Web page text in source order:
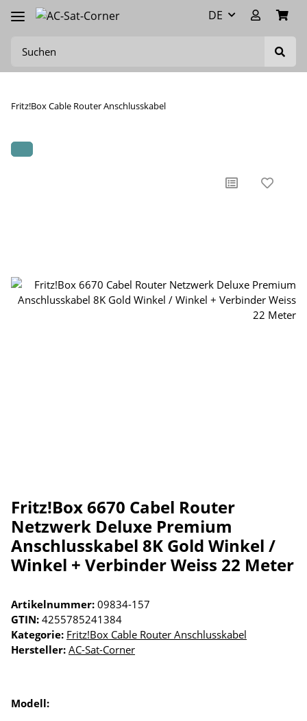
DE
Fritz!Box Cable Router Anschlusskabel
Fritz!Box 6670 Cabel Router
Netzwerk Deluxe Premium
Anschlusskabel 8K Gold Winkel /
Winkel + Verbinder Weiss 22 Meter
Artikelnummer: 09834-157
GTIN: 4255785241384
Kategorie: Fritz!Box Cable Router Anschlusskabel
Hersteller: AC-Sat-Corner
Modell: